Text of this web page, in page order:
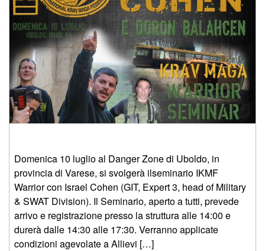
Domenica 10 luglio al Danger Zone di Uboldo, in
provincia di Varese, si svolgerà ilseminario IKMF
Warrior con Israel Cohen (GIT, Expert 3, head of Military
& SWAT Division). Il Seminario, aperto a tutti, prevede
arrivo e registrazione presso la struttura alle 14:00 e
durerà dalle 14:30 alle 17:30. Verranno applicate
condizioni agevolate a Allievi […]